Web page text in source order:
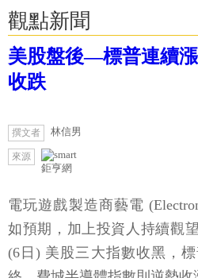
觀點新聞
美股盤後—標普連續
收跌
撰文者 林信男
來源
鉅亨網
電玩遊戲製造商藝電
如預期，加上投資人持續觀
(6日) 美股三大指數收黑，